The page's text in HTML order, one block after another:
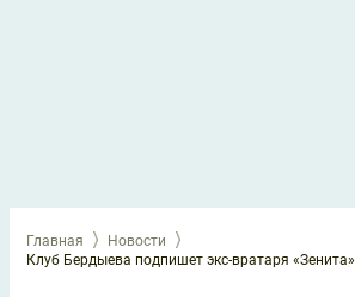
Главная
Новости
Клуб Бердыева подпишет экс-вратаря «Зенита»